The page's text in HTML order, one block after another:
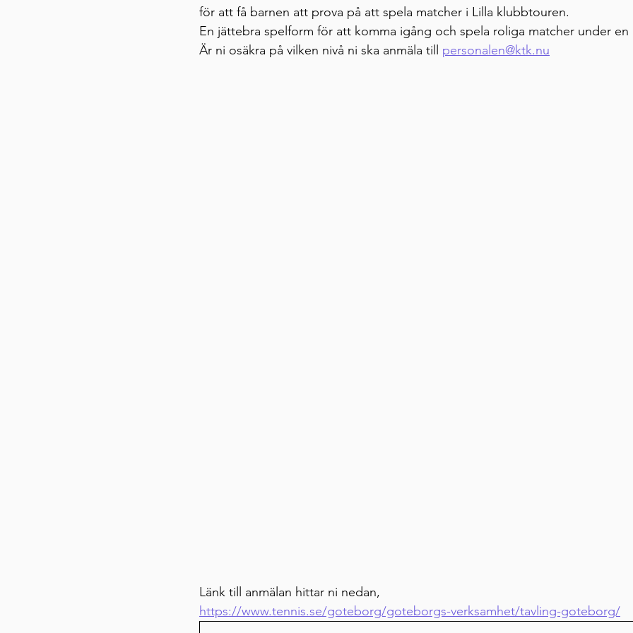
för att få barnen att prova på att spela matcher i Lilla klubbtouren.
En jättebra spelform för att komma igång och spela roliga matcher under
Är ni osäkra på vilken nivå ni ska anmäla till personalen@ktk.nu
Länk till anmälan hittar ni nedan,
https://www.tennis.se/goteborg/goteborgs-verksamhet/tavling-goteborg/